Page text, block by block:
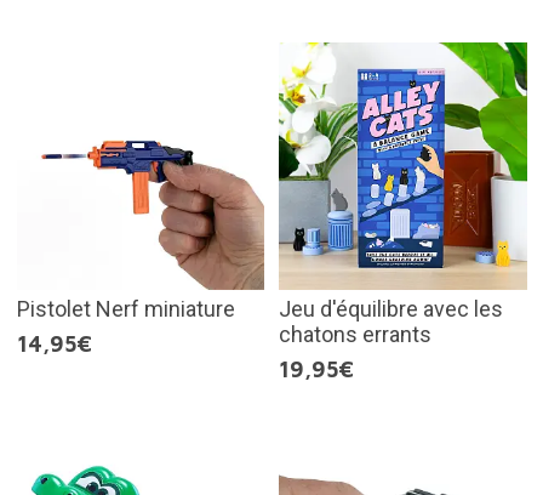
Pistolet Nerf miniature
14,95€
Jeu d'équilibre avec les
chatons errants
19,95€